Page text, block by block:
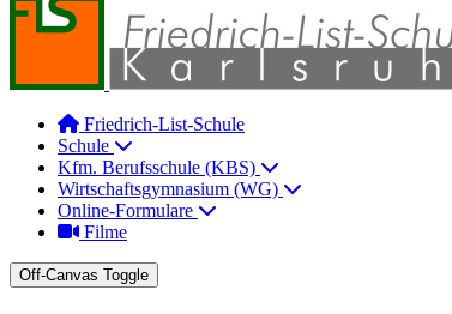
Friedrich-List-Schule
Schule
Kfm. Berufsschule (KBS)
Wirtschaftsgymnasium (WG)
Online-Formulare
Filme
Off-Canvas Toggle